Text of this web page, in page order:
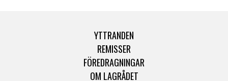
YTTRANDEN
REMISSER
FÖREDRAGNINGAR
OM LAGRÅDET